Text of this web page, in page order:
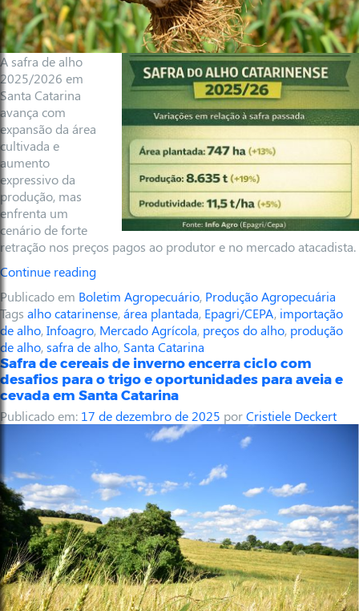
A safra de alho
2025/2026 em
Santa Catarina
avança com
expansão da área
cultivada e
aumento
expressivo da
produção, mas
enfrenta um
cenário de forte
retração nos preços pagos ao produtor e no mercado atacadista.
Continue reading
Publicado em Boletim Agropecuário, Produção Agropecuária
Tags alho catarinense,área plantada, Epagri/CEPA, importação
de alho,Infoagro, Mercado Agrícola, preços do alho, produção
de alho,safra de alho, Santa Catarina
Safra de cereais de inverno encerra ciclo com
desafios para o trigo e oportunidades para aveia e
cevada em Santa Catarina
Publicado em: 17 de dezembro de 2025 porCristiele Deckert